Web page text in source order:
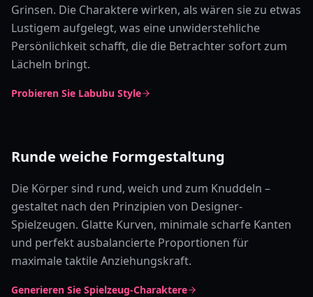
Grinsen. Die Charaktere wirken, als wären sie zu etwas
Lustigem aufgelegt, was eine unwiderstehliche
Persönlichkeit schafft, die die Betrachter sofort zum
Lächeln bringt.
Probieren Sie Labubu Style
Runde weiche Formgestaltung
Die Körper sind rund, weich und zum Knuddeln –
gestaltet nach den Prinzipien von Designer-
Spielzeugen. Glatte Kurven, minimale scharfe Kanten
und perfekt ausbalancierte Proportionen für
maximale taktile Anziehungskraft.
Generieren Sie Spielzeug-Charaktere